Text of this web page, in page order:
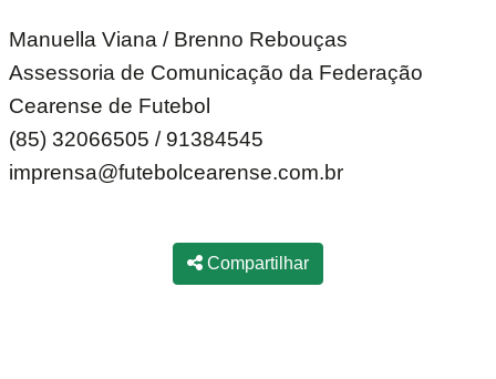
Manuella Viana / Brenno Rebouças
Assessoria de Comunicação da Federação
Cearense de Futebol
(85) 32066505 / 91384545
imprensa@futebolcearense.com.br
Compartilhar